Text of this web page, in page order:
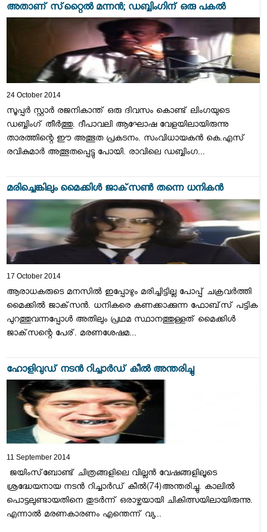
അതാണ് സ്‌റ്റൈല്‍ മന്നന്‍; ഡബ്ബിംഗിന് ഒരു പകല്‍
24 October 2014
സൂപ്പര്‍ സ്റ്റാര്‍ രജനികാന്ത് ഒരു ദിവസം കൊണ്ട് ലിംഗയുടെ
ഡബ്ബിംഗ് തീര്‍ത്തു. ദീപാവലി ആഘോഷ വേളയിലായിരുന്നു
താരത്തിന്റെ ഈ അത്ഭുത പ്രകടനം. സംവിധായകന്‍ കെ.എസ്
രവികുമാര്‍ അത്ഭുതപ്പെട്ടു പോയി. രാവിലെ ഡബ്ബിംഗ...
മരിച്ചെങ്കിലും മൈക്കിള്‍ ജാക്‌സണ്‍ തന്നെ ധനികന്‍
17 October 2014
ആരാധകരുടെ മനസില്‍ ഇപ്പോഴും മരിച്ചിട്ടില്ല പോപ്പ് ചക്രവര്‍ത്തി
മൈക്കില്‍ ജാക്‌സന്‍. ധനികരെ കണക്കാക്കുന്ന ഫോബ്‌സ് പട്ടിക
പുറത്തുവന്നപ്പോള്‍ അതിലും പ്രഥമ സ്ഥാനത്തുള്ളത് മൈക്കിള്‍
ജാക്‌സന്റെ പേര്. മരണശേഷമ...
ഹോളിവുഡ് നടന്‍ റിച്ചാര്‍ഡ് കീല്‍ അന്തരിച്ചു
11 September 2014
ജയിംസ്‌ബോണ്ട് ചിത്രങ്ങളിലെ വില്ലന്‍ വേഷങ്ങളിലൂടെ
ശ്രദ്ധേയനായ നടന്‍ റിച്ചാര്‍ഡ് കീല്‍(74)അന്തരിച്ചു. കാലില്‍
പൊട്ടലുണ്ടായതിനെ തുടര്‍ന്ന് ഒരാഴ്ചയായി ചികിത്സയിലായിരുന്നു.
എന്നാല്‍ മരണകാരണം എന്തെന്ന് വ്യ...